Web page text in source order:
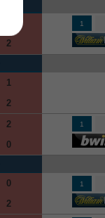
2
1
1
2
2
0
1
0
2
1